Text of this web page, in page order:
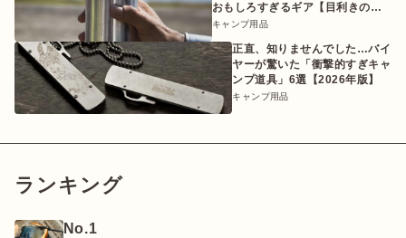
おもしろすぎるギア【目利きのキ
ャンプギア】
キャンプ用品
正直、知りませんでした…バイ
ヤーが驚いた「衝撃的すぎキャ
ンプ道具」6選【2026年版】
キャンプ用品
ランキング
No.1